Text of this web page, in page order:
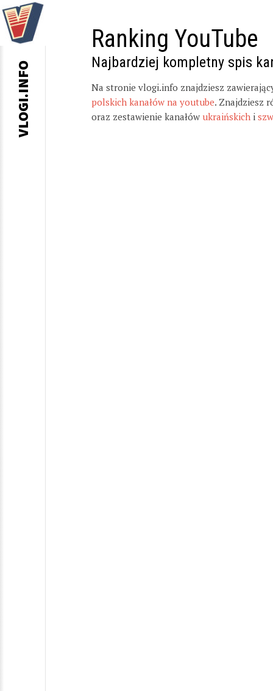
Ranking YouTube
Najbardziej kompletny spis
Na stronie vlogi.info znajdziesz
polskich kanałów na youtube. Znajdziesz
oraz zestawienie kanałów ukraińskich i
VLOGI.INFO